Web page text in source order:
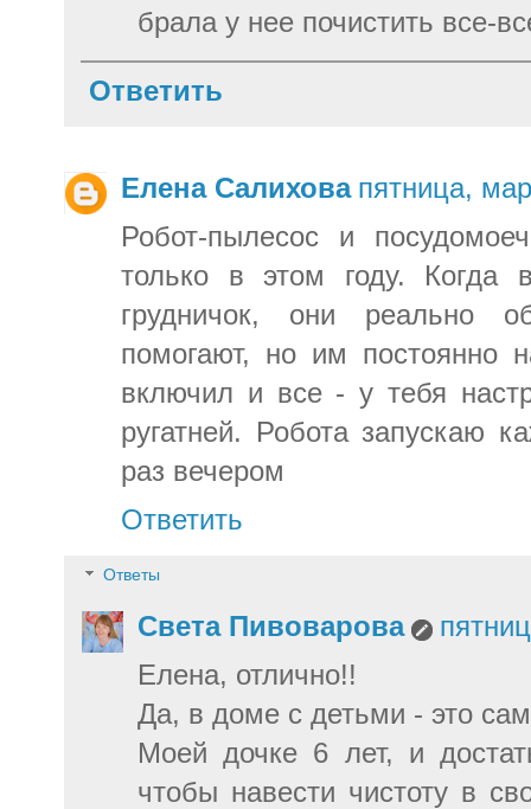
брала у нее почистить все-
Ответить
Елена Салихова пятница,
Робот-пылесос и
только в этом году.
грудничок, они реально
помогают, но им постоянно
включил и все - у тебя
ругатней. Робота запускаю
раз вечером
Ответить
Ответы
Света Пивоварова
Елена, отлично!!
Да, в доме с детьми - это
Моей дочке 6 лет, и
чтобы навести чистоту в